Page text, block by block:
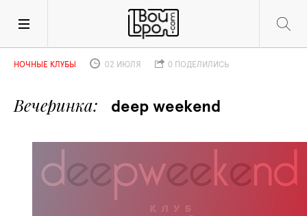
Вечеринка deep weekend
НОЧНЫЕ КЛУБЫ 02 ИЮЛЯ 0 ПОДЕЛИЛИСЬ